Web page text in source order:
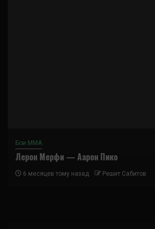
Бои ММА
Лерон Мерфи — Аарон Пико
6 месяцев тому назад Решит Сабитов